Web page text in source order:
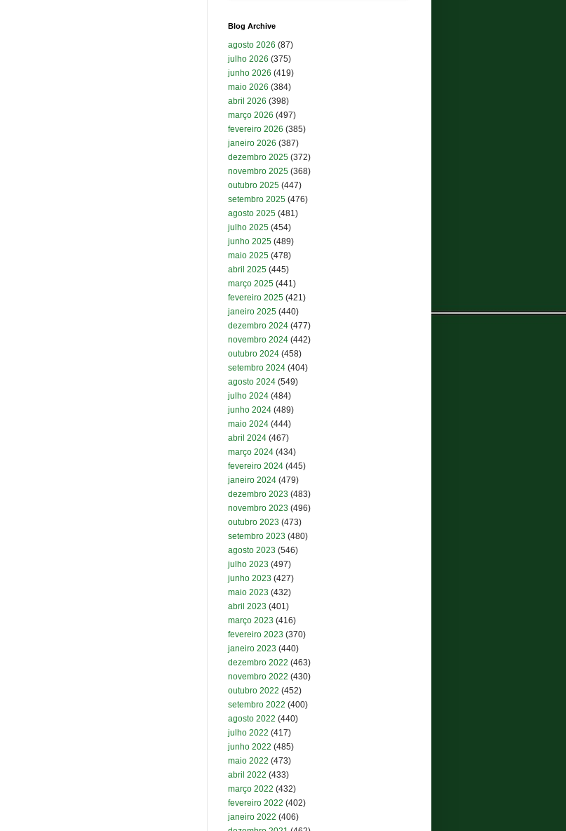
Blog Archive
agosto 2026 (87)
julho 2026 (375)
junho 2026 (419)
maio 2026 (384)
abril 2026 (398)
março 2026 (497)
fevereiro 2026 (385)
janeiro 2026 (387)
dezembro 2025 (372)
novembro 2025 (368)
outubro 2025 (447)
setembro 2025 (476)
agosto 2025 (481)
julho 2025 (454)
junho 2025 (489)
maio 2025 (478)
abril 2025 (445)
março 2025 (441)
fevereiro 2025 (421)
janeiro 2025 (440)
dezembro 2024 (477)
novembro 2024 (442)
outubro 2024 (458)
setembro 2024 (404)
agosto 2024 (549)
julho 2024 (484)
junho 2024 (489)
maio 2024 (444)
abril 2024 (467)
março 2024 (434)
fevereiro 2024 (445)
janeiro 2024 (479)
dezembro 2023 (483)
novembro 2023 (496)
outubro 2023 (473)
setembro 2023 (480)
agosto 2023 (546)
julho 2023 (497)
junho 2023 (427)
maio 2023 (432)
abril 2023 (401)
março 2023 (416)
fevereiro 2023 (370)
janeiro 2023 (440)
dezembro 2022 (463)
novembro 2022 (430)
outubro 2022 (452)
setembro 2022 (400)
agosto 2022 (440)
julho 2022 (417)
junho 2022 (485)
maio 2022 (473)
abril 2022 (433)
março 2022 (432)
fevereiro 2022 (402)
janeiro 2022 (406)